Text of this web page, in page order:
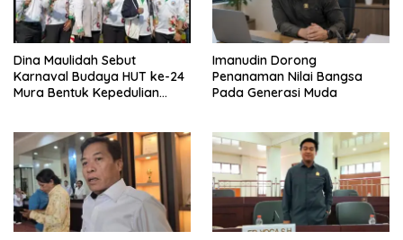
Dina Maulidah Sebut
Karnaval Budaya HUT ke-24
Mura Bentuk Kepedulian
Imanudin Dorong
Penanaman Nilai Bangsa
Pada Generasi Muda